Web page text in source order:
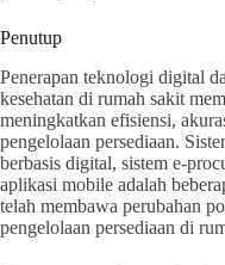
Penutup
Penerapan teknologi digital
kesehatan di rumah sakit
meningkatkan efisiensi,
pengelolaan persediaan.
berbasis digital, sistem e-
aplikasi mobile adalah
telah membawa perubahan
pengelolaan persediaan di